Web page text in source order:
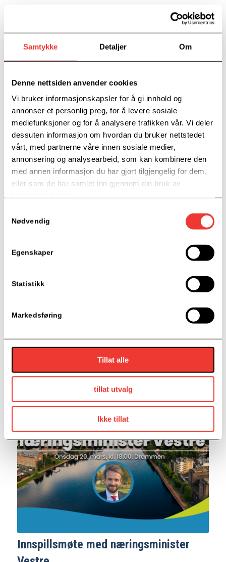
Samtykke Detaljer Om
Denne nettsiden anvender cookies
Vi bruker informasjonskapsler for å gi innhold og
annonser et personlig preg, for å levere sosiale
mediefunksjoner og for å analysere trafikken vår. Vi deler
dessuten informasjon om hvordan du bruker nettstedet
vårt, med partnerne våre innen sosiale medier,
annonsering og analysearbeid, som kan kombinere den
med annen informasjon du har gjort tilgjengelig for dem,
eller som de har samlet inn gjennom din bruk av
Nødvendig
Egenskaper
Statistikk
Markedsføring
Tillat alle
tillat utvalg
Ikke tillat
Gründertips: Hvordan velge navn? Endelig skal du
standarden for lost & found
Har du noen gang tenkt tanken «det hadde vært fint om
det fantes en enkel og sikker løsning for å få tilbake
ting andre finner og du mister uten å måtte involvere
Fredrik Grünert, eier og gründer av firmaet
tAPMEHOME AS å sitte på
Innspillsmøte med næringsminister